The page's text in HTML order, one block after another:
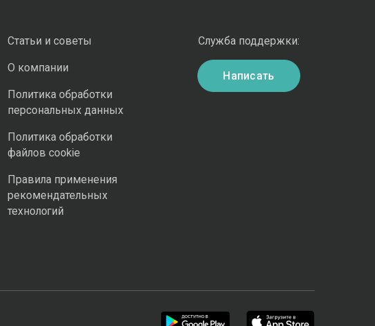
Статьи и советы
О компании
Политика обработки
персональных данных
Политика обработки
файлов cookie
Правила применения
рекомендательных
технологий
Служба поддержки:
Написать